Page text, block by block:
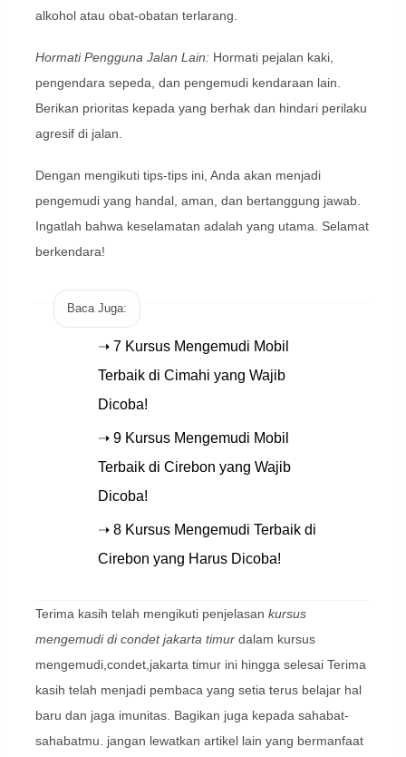
alkohol atau obat-obatan terlarang.
Hormati Pengguna Jalan Lain:Hormati pejalan kaki,
pengendara sepeda, dan pengemudi kendaraan lain.
Berikan prioritas kepada yang berhak dan hindari perilaku
agresif di jalan.
Dengan mengikuti tips-tips ini, Anda akan menjadi
pengemudi yang handal, aman, dan bertanggung jawab.
Ingatlah bahwa keselamatan adalah yang utama. Selamat
berkendara!
Baca Juga:
➝ 7 Kursus Mengemudi Mobil
Terbaik di Cimahi yang Wajib
Dicoba!
➝ 9 Kursus Mengemudi Mobil
Terbaik di Cirebon yang Wajib
Dicoba!
➝ 8 Kursus Mengemudi Terbaik di
Cirebon yang Harus Dicoba!
Terima kasih telah mengikuti penjelasan kursus
mengemudi di condet jakarta timurdalam kursus
mengemudi,condet,jakarta timur ini hingga selesai Terima
kasih telah menjadi pembaca yang setia terus belajar hal
baru dan jaga imunitas. Bagikan juga kepada sahabat-
sahabatmu. jangan lewatkan artikel lain yang bermanfaat